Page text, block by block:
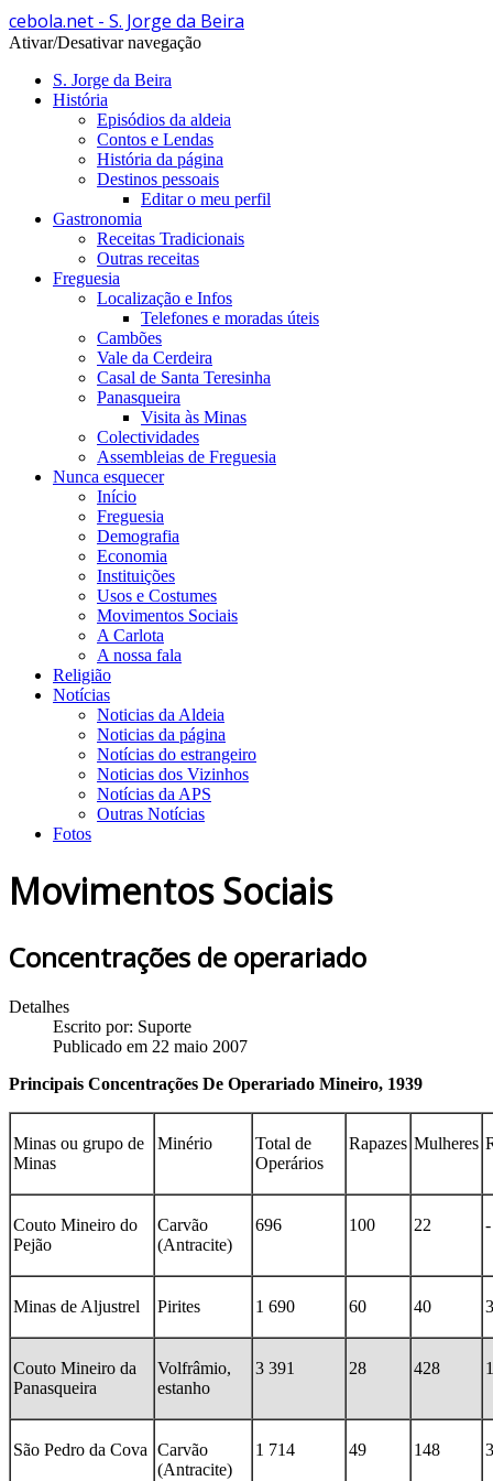
cebola.net - S. Jorge da Beira
Ativar/Desativar navegação
S. Jorge da Beira
História
Episódios da aldeia
Contos e Lendas
História da página
Destinos pessoais
Editar o meu perfil
Gastronomia
Receitas Tradicionais
Outras receitas
Freguesia
Localização e Infos
Telefones e moradas úteis
Cambões
Vale da Cerdeira
Casal de Santa Teresinha
Panasqueira
Visita às Minas
Colectividades
Assembleias de Freguesia
Nunca esquecer
Início
Freguesia
Demografia
Economia
Instituições
Usos e Costumes
Movimentos Sociais
A Carlota
A nossa fala
Religião
Notícias
Noticias da Aldeia
Noticias da página
Notícias do estrangeiro
Noticias dos Vizinhos
Notícias da APS
Outras Notícias
Fotos
Movimentos Sociais
Concentrações de operariado
Detalhes
Escrito por: Suporte
Publicado em 22 maio 2007
Principais Concentrações De Operariado Mineiro, 1939
Minas ou grupo de
Minas
Minério
Total de
Operários
Rapazes Mulheres
Couto Mineiro do
Pejão
Carvão
(Antracite)
696 100 22 -
Minas de Aljustrel Pirites 1 690 60 40 3
Couto Mineiro da
Panasqueira
Volfrâmio,
estanho
3 391 28 428
São Pedro da Cova Carvão
(Antracite)
1 714 49 148